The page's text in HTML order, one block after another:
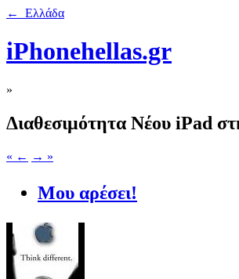
← Ελλάδα
iPhonehellas.gr
»
Διαθεσιμότητα Νέου iPad
« ← → »
Μου αρέσει!